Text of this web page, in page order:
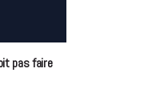
pas faire